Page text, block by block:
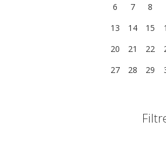
6
7 8
13
14 15
20
21 22
27
28 29